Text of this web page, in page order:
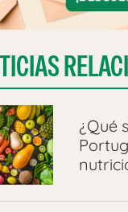
¿Qué